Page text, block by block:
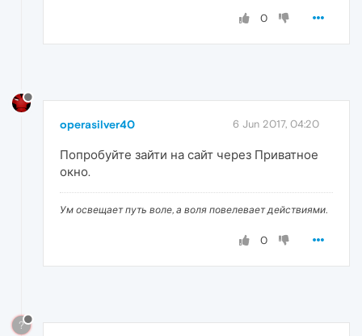
0
operasilver40 6 Jun 2017, 04:20
Попробуйте зайти на сайт через Приватное
окно.
Ум освещает путь воле, а воля повелевает действиями.
0
?